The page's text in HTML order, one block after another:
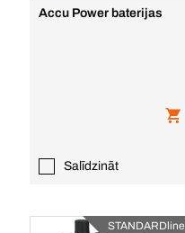
Accu Power baterijas
Salīdzināt
STANDARDline